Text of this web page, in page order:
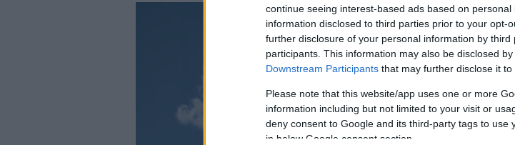
continue seeing interest-based ads based on
information disclosed to third parties prior to your opt-
further disclosure of your personal information by third
participants. This information may also be disclosed
Downstream Participants that may further disclose it to
Please note that this website/app uses one or more
information including but not limited to your visit or
deny consent to Google and its third-party tags to use
in below Google consent section.